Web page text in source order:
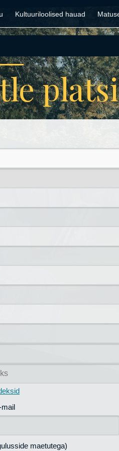
Kultuuriloolised hauad
mail
maetutega)